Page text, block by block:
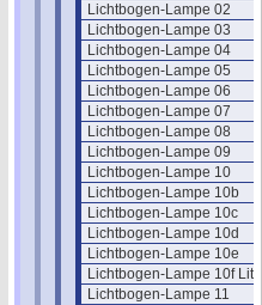
Lichtbogen-Lampe 02
Lichtbogen-Lampe 03
Lichtbogen-Lampe 04
Lichtbogen-Lampe 05
Lichtbogen-Lampe 06
Lichtbogen-Lampe 07
Lichtbogen-Lampe 08
Lichtbogen-Lampe 09
Lichtbogen-Lampe 10
Lichtbogen-Lampe 10b
Lichtbogen-Lampe 10c
Lichtbogen-Lampe 10d
Lichtbogen-Lampe 10e
Lichtbogen-Lampe 10f
Lichtbogen-Lampe 11